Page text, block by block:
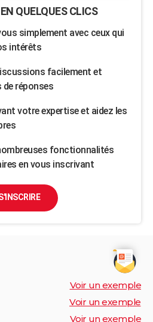
QUELQUES CLICS
simplement avec ceux qui
intérêts
facilement et
réponses
votre expertise et aidez les
fonctionnalités
en vous inscrivant
Voir un exemple
Voir un exemple
Voir un exemple